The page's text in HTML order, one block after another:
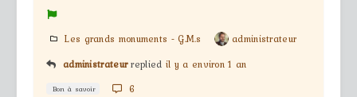
Les grands monuments - G.M.s
administrateur
administrateur replied il y a environ 1 an
Bon à savoir 6